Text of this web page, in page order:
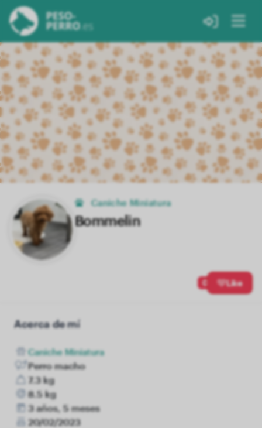
Caniche Miniatura
Bommelin
0 Like
Acerca de mí
Caniche Miniatura
Perro macho
7.3 kg
8.5 kg
3 años, 5 meses
20/02/2023